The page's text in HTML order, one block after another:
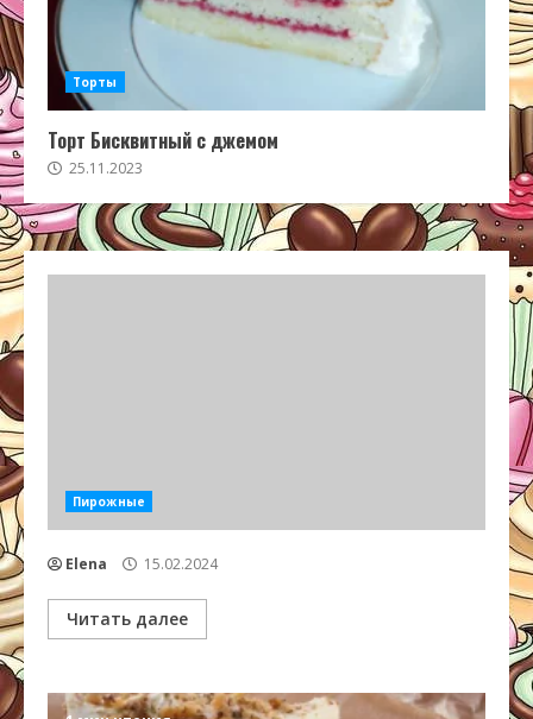
Торты
Торт Бисквитный с джемом
25.11.2023
Пирожные
Elena 15.02.2024
Читать далее